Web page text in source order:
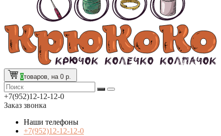
0товаров, на 0 р.
+7(952)12-12-12-0
Заказ звонка
Наши телефоны
+7(952)12-12-12-0